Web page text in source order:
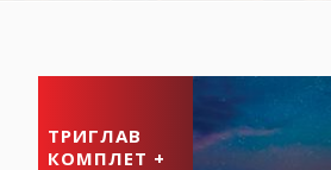
ТРИГЛАВ
КОМПЛЕТ +